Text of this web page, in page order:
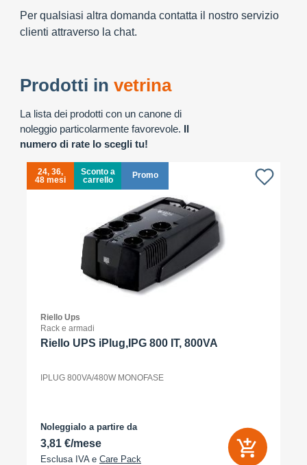
Per qualsiasi altra domanda contatta il nostro servizio
clienti attraverso la chat.
Prodotti in vetrina
La lista dei prodotti con un canone di
noleggio particolarmente favorevole. Il
numero di rate lo scegli tu!
24, 36,
48 mesi
Sconto a
carrello
Promo
Riello Ups
Rack e armadi
Riello UPS iPlug,IPG 800 IT, 800VA
IPLUG 800VA/480W MONOFASE
Noleggialo a partire da
3,81 €/mese
Esclusa IVA e Care Pack